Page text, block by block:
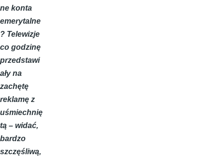
ne konta
emerytalne
? Telewizje
co godzinę
przedstawi
ały na
zachętę
reklamę z
uśmiechnię
tą – widać,
bardzo
szczęśliwą,